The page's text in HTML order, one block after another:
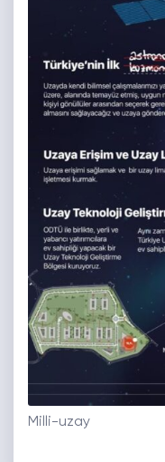
Milli-uzay